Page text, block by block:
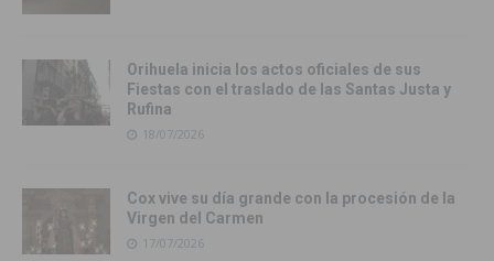
Orihuela inicia los actos oficiales de sus
Fiestas con el traslado de las Santas Justa y
Rufina
18/07/2026
Cox vive su día grande con la procesión de la
Virgen del Carmen
17/07/2026